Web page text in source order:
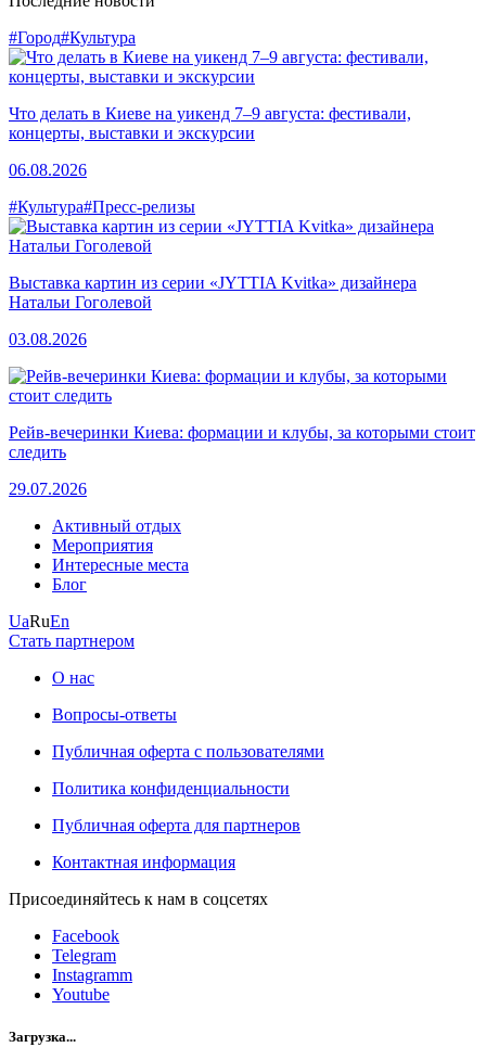
#Город#Культура
Что делать в Киеве на уикенд 7–9 августа: фестивали,
концерты, выставки и экскурсии
06.08.2026
#Культура#Пресс-релизы
Выставка картин из серии «JYTTIA Kvitka» дизайнера
Натальи Гоголевой
03.08.2026
Рейв-вечеринки Киева: формации и клубы, за которыми стоит
следить
29.07.2026
Активный отдых
Мероприятия
Интересные места
Блог
UaRuEn
Стать партнером
О нас
Вопросы-ответы
Публичная оферта с пользователями
Политика конфиденциальности
Публичная оферта для партнеров
Контактная информация
Присоединяйтесь к нам в соцсетях
Facebook
Telegram
Instagramm
Youtube
Загрузка...